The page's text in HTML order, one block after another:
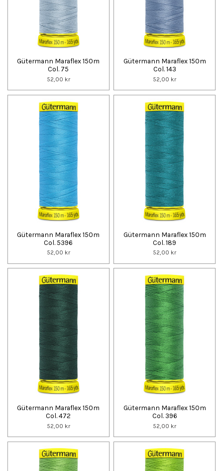
Gütermann Maraflex 150m
Col. 75
52,00 kr
Gütermann Maraflex 150m
Col. 143
52,00 kr
Gütermann Maraflex 150m
Col. 5396
52,00 kr
Gütermann Maraflex 150m
Col. 189
52,00 kr
Gütermann Maraflex 150m
Col. 472
52,00 kr
Gütermann Maraflex 150m
Col. 396
52,00 kr